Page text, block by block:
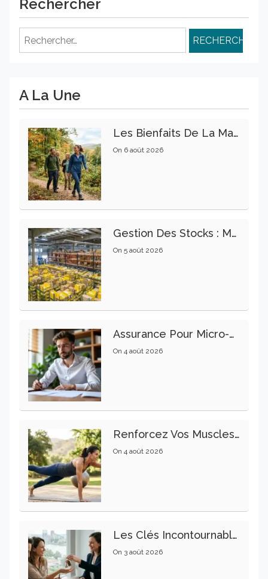
Rechercher
Rechercher :
A La Une
Les Bienfaits De La Marche Sur La Santé Physique Et Mentale
On 6 août 2026
Gestion Des Stocks : Meilleures Pratiques Intralogistiques
On 5 août 2026
Assurance Pour Micro-Entrepreneur : Les Garanties Essentielles À Connaître
On 4 août 2026
Renforcez Vos Muscles Profonds Pour Apaiser Votre Mal De Dos
On 4 août 2026
Les Clés Incontournables Pour Réussir Vos Transactions Immobilières
On 3 août 2026